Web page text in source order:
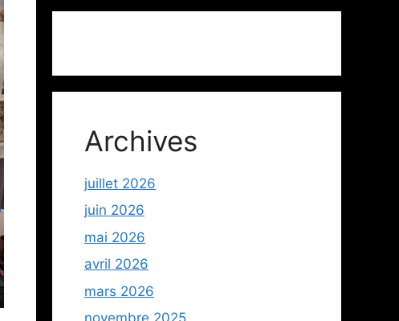
Archives
juillet 2026
juin 2026
mai 2026
avril 2026
mars 2026
novembre 2025